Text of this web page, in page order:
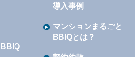
導入事例
マンションまるごと
BBIQとは？